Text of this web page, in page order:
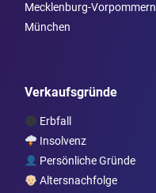
Mecklenburg-Vorpommern
München
Verkaufsgründe
Erbfall
Insolvenz
Persönliche Gründe
Altersnachfolge